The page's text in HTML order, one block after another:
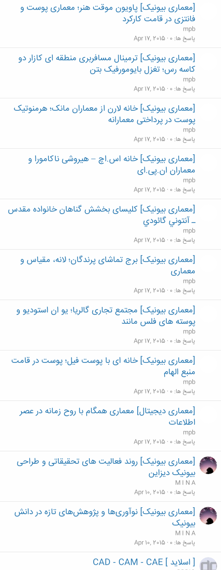
[معماری بیونیک] پاویون موقت هنر؛ معماری پوست و
فانتزی در قامت کارکرد
mpb
پاسخ ها 0
Apr 17, 2015
[معماری بیونیک] ترمینال مسافربری منطقه ای کازار دو
کاسه رس؛ تغزل بایومورفیک بتن
mpb
پاسخ ها 0
Apr 17, 2015
[معماری بیونیک] خانه لارن از معماران مانک؛ هرمنوتیک
پوست در پرداختی معمارانه
mpb
پاسخ ها 0
Apr 17, 2015
[معماری بیونیک] خانه اس.اچ – هیروشی ناکامورا و
معماران ان.پی.ای
mpb
پاسخ ها 0
Apr 17, 2015
[معماری بیونیک] کلیسای بخشش گناهان خانواده مقدس
ـ آنتوني گائودي
mpb
پاسخ ها 0
Apr 17, 2015
[معماری بیونیک] برج تماشای پرندگان؛ لانه، مقیاس و
معماری
mpb
پاسخ ها 0
Apr 17, 2015
[معماری بیونیک] مجتمع تجاری گالریا؛ یو ان استودیو و
پوسته های فلس مانند
mpb
پاسخ ها 0
Apr 17, 2015
[معماری بیونیک] خانه ای با پوست فیل؛ پوست در قامت
منبع الهام
mpb
پاسخ ها 0
Apr 17, 2015
[معماری دیجیتال] معماری همگام با روح زمانه در عصر
اطلاعات
mpb
پاسخ ها 0
Apr 17, 2015
[معماری بیونیک] روند فعالیت های تحقیقاتی و طراحی
بیونیک دیزاین
M I N A
پاسخ ها 0
Apr 10, 2015
[معماری بیونیک] نوآوری‌ها و پژوهش‌های تازه در دانش
بیونیک
M I N A
پاسخ ها 0
Apr 10, 2015
[ اسلاید ] CAD ‐ CAM ‐ CAE